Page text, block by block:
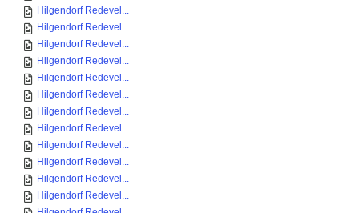
Hilgendorf Redevel...
Hilgendorf Redevel...
Hilgendorf Redevel...
Hilgendorf Redevel...
Hilgendorf Redevel...
Hilgendorf Redevel...
Hilgendorf Redevel...
Hilgendorf Redevel...
Hilgendorf Redevel...
Hilgendorf Redevel...
Hilgendorf Redevel...
Hilgendorf Redevel...